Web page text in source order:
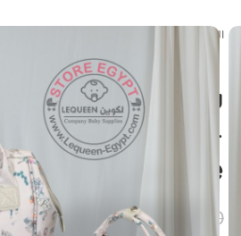
الرئيسية
EGP
شنطة ليكوين
set Uni-
Horse
2,890.00
EGP
2,550.00